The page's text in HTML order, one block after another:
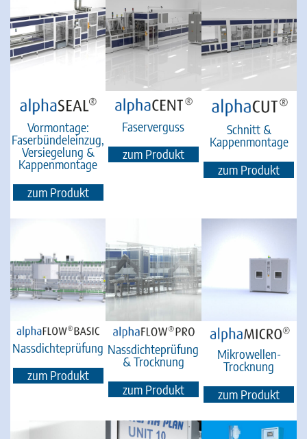
Vormontage:
Faserbündeleinzug,
Versiegelung &
Kappenmontage
zum Produkt
Faserverguss
zum Produkt
Schnitt &
Kappenmontage
zum Produkt
Nassdichteprüfung
zum Produkt
Nassdichteprüfung
& Trocknung
zum Produkt
Mikrowellen-
Trocknung
zum Produkt